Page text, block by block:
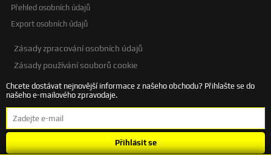
Přehled osobních údajů
Export osobních údajů
Zásady zpracování osobních údajů
Zásady používání souborů cookie
Chcete dostávat nejnovější informace z našeho obchodu? Přihlašte se do
našeho e-mailového zpravodaje.
Přihlásit se